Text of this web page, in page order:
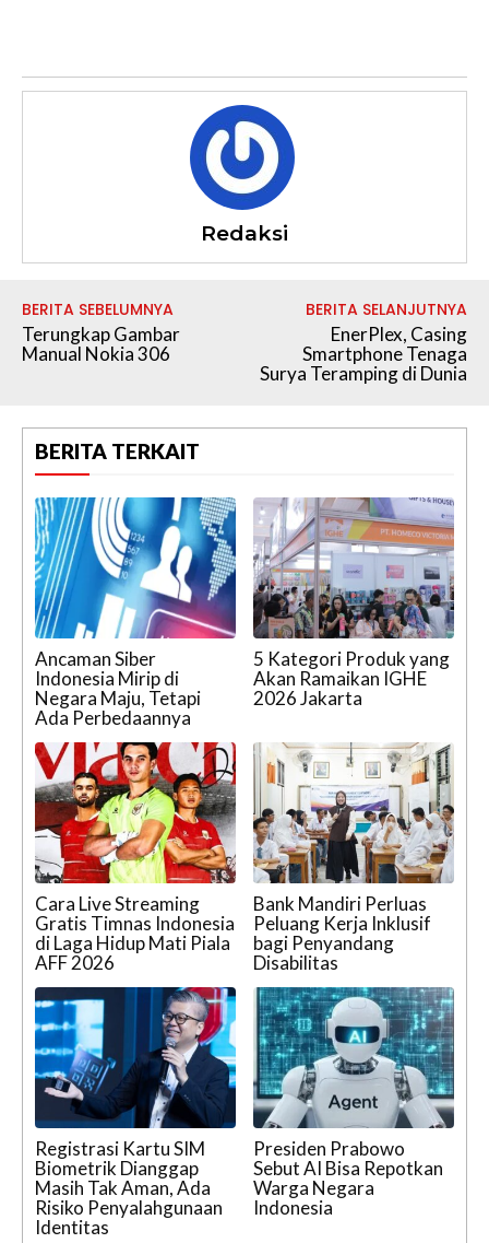
Redaksi
BERITA SEBELUMNYA
Terungkap Gambar
Manual Nokia 306
BERITA SELANJUTNYA
EnerPlex, Casing
Smartphone Tenaga
Surya Teramping di Dunia
BERITA TERKAIT
Ancaman Siber
Indonesia Mirip di
Negara Maju, Tetapi
Ada Perbedaannya
5 Kategori Produk yang
Akan Ramaikan IGHE
2026 Jakarta
Cara Live Streaming
Gratis Timnas Indonesia
di Laga Hidup Mati Piala
AFF 2026
Bank Mandiri Perluas
Peluang Kerja Inklusif
bagi Penyandang
Disabilitas
Registrasi Kartu SIM
Biometrik Dianggap
Masih Tak Aman, Ada
Risiko Penyalahgunaan
Identitas
Presiden Prabowo
Sebut AI Bisa Repotkan
Warga Negara
Indonesia